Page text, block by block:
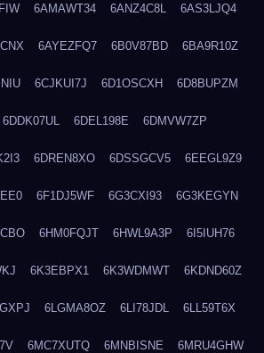
6AMAWT34 6ANZ4C8L 6AS3LJQ4
6AYEZFQ7 6B0V87BD 6BA9R10Z
6CJKUI7J 6D1OSCXH 6D8BUPZM
6DDK07UL 6DEL198E 6DMVW7ZP
6DREN8XO 6DSSGCV5 6EEGL9Z9
6F1DJ5WF 6G3CXI93 6G3KEGYN
6HM0FQJT 6HWL9A3P 6I5IUH76
6K3EBPX1 6K3WDMWT 6KDND60Z
6LGMA8OZ 6LI78JDL 6LL59T6X
6MC7XUTQ 6MNBISNE 6MRU4GHW